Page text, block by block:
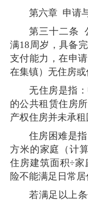
第六章 申请
第三十二条
满18周岁，具备
支付能力，在申
在集镇）无住房或
无住房是指
的公共租赁住房
产权住房并未承租
住房困难是
方米的家庭（计
住房建筑面积÷
险不能满足日常居
若满足以上